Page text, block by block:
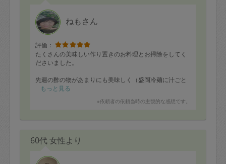
ねもさん
評価：
たくさんの美味しい作り置きのお料理とお掃除をしてく
ださいました。
先週の酢の物があまりにも美味しく（盛岡冷麺に汁ごと
入れて食べたらお店で食べるよりも美味しかったで
んのヘルシーな美味しい酢の物を２種類作ってください
お料理はどれも美味しく、夕食には「のりのチーズささ
「これ最高！！」と親指を立てながら連発。私も食べて
今まで食べたどのささみ焼きよりも美味しかったです。
もっと見る
※依頼者の依頼当時の主観的な感想です。
60代 女性より